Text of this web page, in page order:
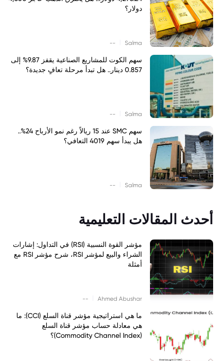
دولار؟
Salma
--
سهم الكوت للمشاريع الصناعية يقفز 9.87% إلى
0.857 دينار.. هل تبدأ مرحلة تعافٍ جديدة؟
Salma
--
سهم SMC عند 15 ريالاً رغم نمو الأرباح 24%..
هل يبدأ سهم 4019 التعافي؟
Salma
--
أحدث المقالات التعليمية
مؤشر القوة النسبية (RSI) في التداول: إشارات
الشراء والبيع لمؤشر RSI، شرح مؤشر RSI مع
أمثلة
Ahmed Abushar
--
ما هي استراتيجية مؤشر قناة السلع (CCI): ما
هي معادلة حساب مؤشر قناة السلع
(Commodity Channel Index)؟